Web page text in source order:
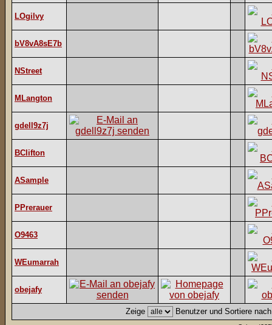
LOgilvy
bV8vA8sE7b
NStreet
MLangton
gdell9z7j
BClifton
ASample
PPrerauer
O9463
WEumarrah
obejafy
Zeige Benutzer und Sortiere